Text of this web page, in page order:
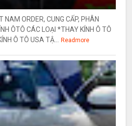
NAM ORDER, CUNG CẤP, PHÂN
ÔTÔ CÁC LOẠI *THAY KÍNH Ô TÔ
Ô TÔ USA TẬ...
Readmore